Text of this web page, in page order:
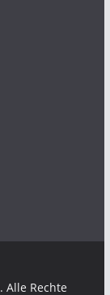
. Alle Rechte